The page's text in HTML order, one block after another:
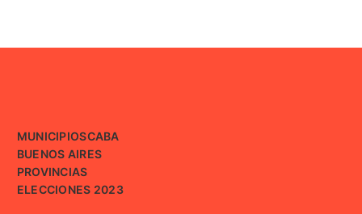
MUNICIPIOSCABA
BUENOS AIRES
PROVINCIAS
ELECCIONES 2023